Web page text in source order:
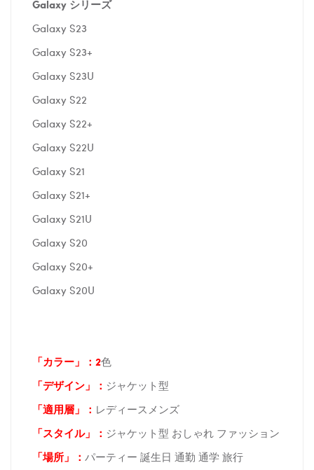
Galaxy シリーズ
Galaxy S23
Galaxy S23+
Galaxy S23U
Galaxy S22
Galaxy S22+
Galaxy S22U
Galaxy S21
Galaxy S21+
Galaxy S21U
Galaxy S20
Galaxy S20+
Galaxy S20U
「カラー」：2色
「デザイン」
： ジャケット型
「適用層」： レディースメンズ
「スタイル」： ジャケット型 おしゃれ ファッション
「場所 」： パーティー 誕生日 通勤 通学 旅行